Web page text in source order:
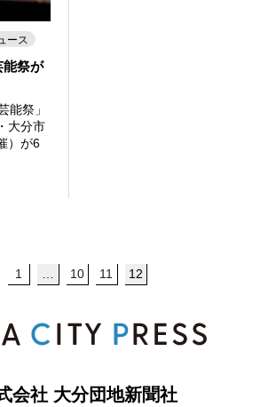
ース
能祭が
能祭」
大分市
）が6
1 … 10 11 12
会社 大分団地新聞社